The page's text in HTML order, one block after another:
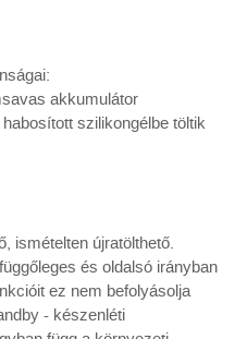
akkumulátor
szilikongélbe töltik
ismételten újratölthető.
és oldalsó irányban
ez nem befolyásolja
- készenléti